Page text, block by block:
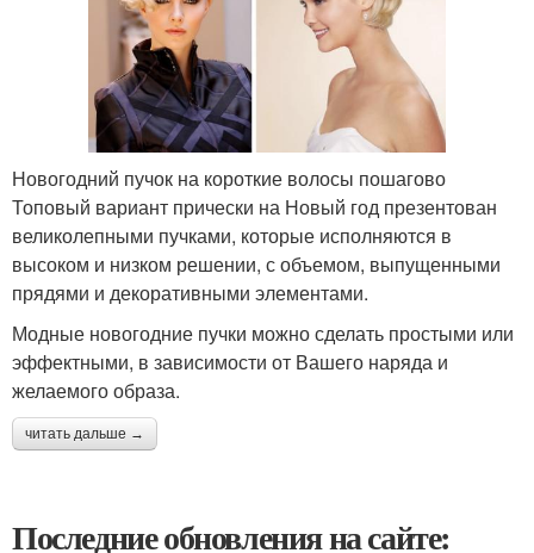
Новогодний пучок на короткие волосы пошагово
Топовый вариант прически на Новый год презентован
великолепными пучками, которые исполняются в
высоком и низком решении, с объемом, выпущенными
прядями и декоративными элементами.
Модные новогодние пучки можно сделать простыми или
эффектными, в зависимости от Вашего наряда и
желаемого образа.
читать дальше →
Последние обновления на сайте: